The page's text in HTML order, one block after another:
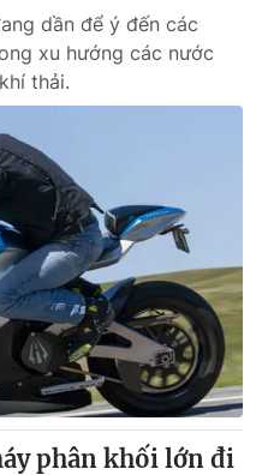
dần để ý đến các
xu hướng các nước
thải.
phân khối lớn đi